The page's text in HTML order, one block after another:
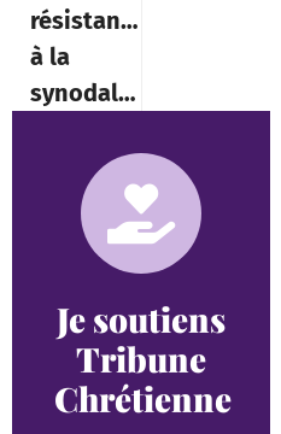
résistances
à la
synodalité
Je soutiens
Tribune
Chrétienne